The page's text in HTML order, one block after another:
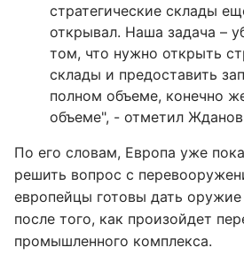
стратегические склады
открывал. Наша задача –
том, что нужно открыть
склады и предоставить
полном объеме, конечно
объеме", - отметил
По его словам, Европа уже
решить вопрос с
европейцы готовы дать
после того, как произойдет
промышленного комплекса.